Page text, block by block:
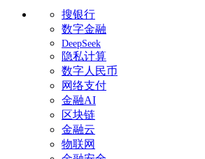
搜银行
数字金融
DeepSeek
隐私计算
数字人民币
网络支付
金融AI
区块链
金融云
物联网